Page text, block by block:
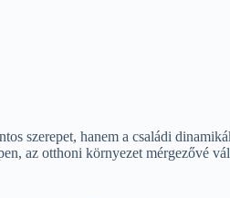
szerepet, hanem a családi
az otthoni környezet mérgezővé